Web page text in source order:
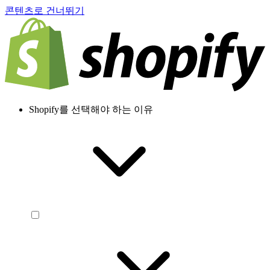
콘텐츠로 건너뛰기
Shopify를 선택해야 하는 이유